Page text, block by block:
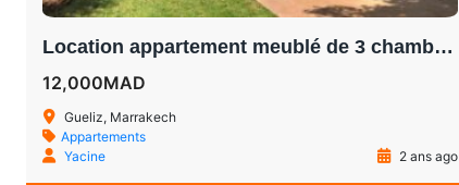
Location appartement meublé de 3 chambres à Guéliz Marrakech
12,000MAD
Gueliz, Marrakech
Appartements
Yacine
2 ans ago